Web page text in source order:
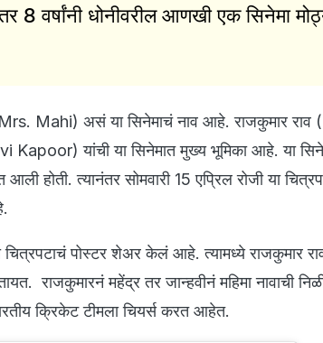
8 वर्षांनी धोनीवरील आणखी एक सिनेमा
Mahi) असं या सिनेमाचं नाव आहे. राजकुमार
यांची या सिनेमात मुख्य भूमिका आहे. या
आली होती. त्यानंतर सोमवारी 15 एप्रिल रोजी या
चित्रपटाचं पोस्टर शेअर केलं आहे. त्यामध्ये राजकुमार
राजकुमारनं महेंद्र तर जान्हवीनं महिमा नावाची
क्रिकेट टीमला चियर्स करत आहेत.